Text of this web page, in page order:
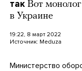
так Вот
в Украине
19:22, 8 март 2022
Источник: Meduza
Министерство